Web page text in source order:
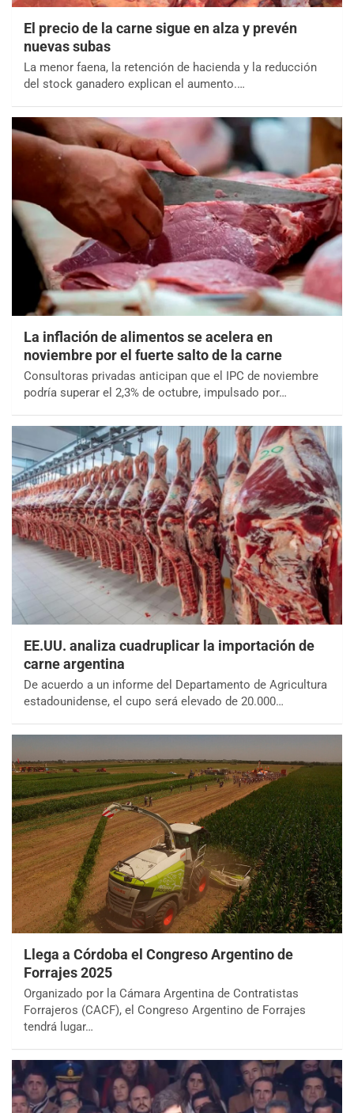
El precio de la carne sigue en alza y prevén
nuevas subas
La menor faena, la retención de hacienda y la reducción
del stock ganadero explican el aumento.…
La inflación de alimentos se acelera en
noviembre por el fuerte salto de la carne
Consultoras privadas anticipan que el IPC de noviembre
podría superar el 2,3% de octubre, impulsado por…
EE.UU. analiza cuadruplicar la importación de
carne argentina
De acuerdo a un informe del Departamento de Agricultura
estadounidense, el cupo será elevado de 20.000…
Llega a Córdoba el Congreso Argentino de
Forrajes 2025
Organizado por la Cámara Argentina de Contratistas
Forrajeros (CACF), el Congreso Argentino de Forrajes
tendrá lugar…